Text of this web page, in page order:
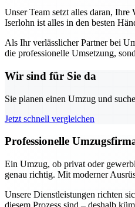
Unser Team setzt alles daran,
Iserlohn ist alles in den besten
Als Ihr verlässlicher Partner bei
die professionelle Umsetzung,
Wir sind für Sie da
Sie planen einen Umzug und
Jetzt schnell vergleichen
Professionelle
Ein Umzug, ob privat oder
genau richtig. Mit moderner
Unsere Dienstleistungen richten